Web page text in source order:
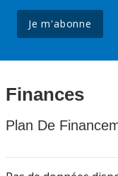
Je m'abonne
Finances
Plan De